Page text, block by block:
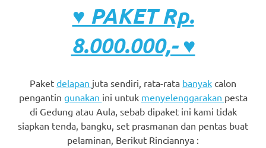
♥ PAKET Rp.
8.000.000,- ♥
Paket delapan juta sendiri, rata-rata banyak calon
pengantin gunakan ini untuk menyelenggarakan pesta
di Gedung atau Aula, sebab dipaket ini kami tidak
siapkan tenda, bangku, set prasmanan dan pentas buat
pelaminan, Berikut Rinciannya :